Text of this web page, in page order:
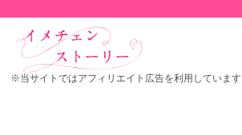
※当サイトではアフィリエイト広告を利用しています